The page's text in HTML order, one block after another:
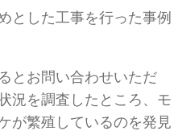
とした工事を行った事例
とお問い合わせいただ
況を調査したところ、モ
が繁殖しているのを発見